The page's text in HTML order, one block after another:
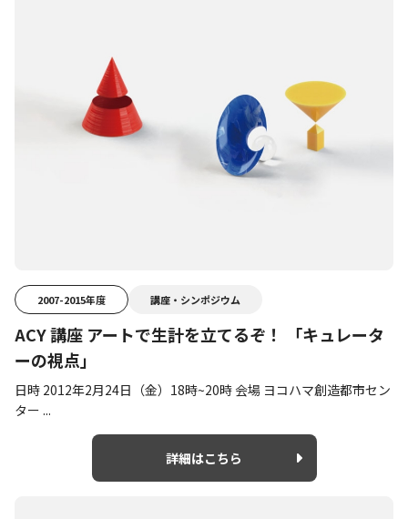
2007-2015年度 講座・シンポジウム
ACY 講座 アートで生計を立てるぞ！ 「キュレータ
ーの視点」
日時 2012年2月24日（金）18時~20時 会場 ヨコハマ創造都市セン
ター ...
詳細はこちら